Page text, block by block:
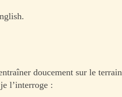
doucement sur le terrain
l’interroge :